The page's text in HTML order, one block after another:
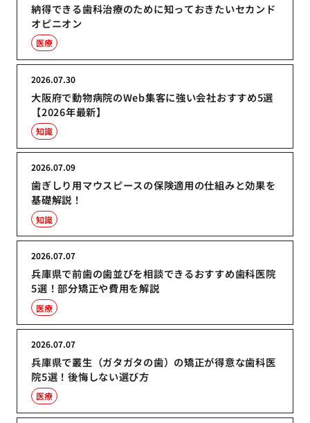
納得できる歯科治療のために知っておきたいセカンド
オピニオン
医療
大阪府で動物病院のWeb集客に強い会社おすすめ5選
【2026年最新】
2026.07.30
知識
歯ぎしり用マウスピースの保険適用の仕組みと効果を
基礎解説！
2026.07.09
知識
兵庫県で前歯の歯並びを相談できるおすすめ歯科医院
5選！部分矯正や費用を解説
2026.07.07
医療
兵庫県で叢生（ガタガタの歯）の矯正が得意な歯科医
院5選！後悔しない選び方
2026.07.07
医療